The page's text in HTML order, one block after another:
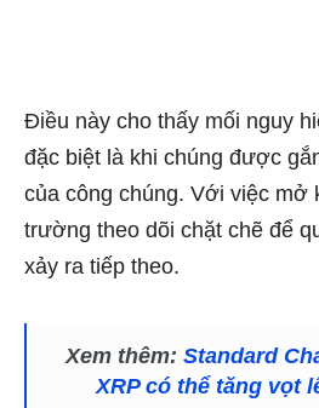
Điều này cho thấy mối nguy
đặc biệt là khi chúng được
của công chúng. Với việc mở
trường theo dõi chặt chẽ để
xảy ra tiếp theo.
Xem thêm: Standard
XRP có thể tăng vọt